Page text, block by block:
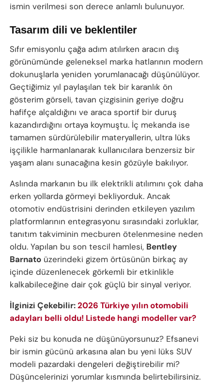
ismin verilmesi son derece anlamlı bulunuyor.
Tasarım dili ve beklentiler
Sıfır emisyonlu çağa adım atılırken aracın dış
görünümünde geleneksel marka hatlarının modern
dokunuşlarla yeniden yorumlanacağı düşünülüyor.
Geçtiğimiz yıl paylaşılan tek bir karanlık ön
gösterim görseli, tavan çizgisinin geriye doğru
hafifçe alçaldığını ve araca sportif bir duruş
kazandırdığını ortaya koymuştu. İç mekanda ise
tamamen sürdürülebilir materyallerin, ultra lüks
işçilikle harmanlanarak kullanıcılara benzersiz bir
yaşam alanı sunacağına kesin gözüyle bakılıyor.
Aslında markanın bu ilk elektrikli atılımını çok daha
erken yollarda görmeyi bekliyorduk. Ancak
otomotiv endüstrisini derinden etkileyen yazılım
platformlarının entegrasyonu sırasındaki zorluklar,
tanıtım takviminin mecburen ötelenmesine neden
oldu. Yapılan bu son tescil hamlesi, Bentley
Barnato üzerindeki gizem örtüsünün birkaç ay
içinde düzenlenecek görkemli bir etkinlikle
kalkabileceğine dair çok güçlü bir sinyal veriyor.
İlginizi Çekebilir:2026 Türkiye yılın otomobili
adayları belli oldu! Listede hangi modeller var?
Peki siz bu konuda ne düşünüyorsunuz? Efsanevi
bir ismin gücünü arkasına alan bu yeni lüks SUV
modeli pazardaki dengeleri değiştirebilir mi?
Düşüncelerinizi yorumlar kısmında belirtebilirsiniz.